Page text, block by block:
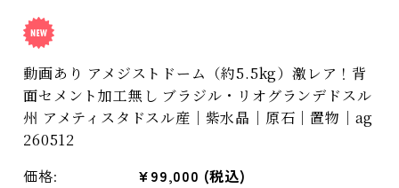
動画あり アメジストドーム（約5.5kg）激レア！背
面セメント加工無し ブラジル・リオグランデドスル
州 アメティスタドスル産｜紫水晶｜原石｜置物｜ag
260512
価格: ¥99,000 (税込)